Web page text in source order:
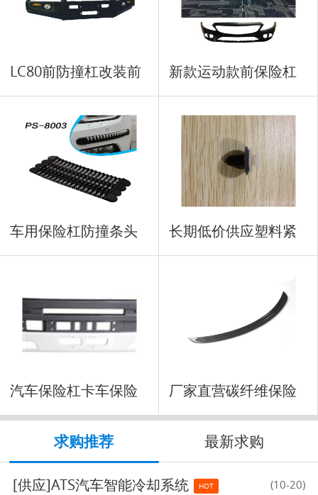
LC80前防撞杠改装前
新款运动款前保险杠
盖板
车用保险杠防撞条头
车用
长期低价供应塑料紧
固扣
汽车保险杠卡车保险
杠前
厂家直营碳纤维保险
杠
求购推荐 最新求购
[供应]ATS汽车智能冷却系统 HOT (10-20)